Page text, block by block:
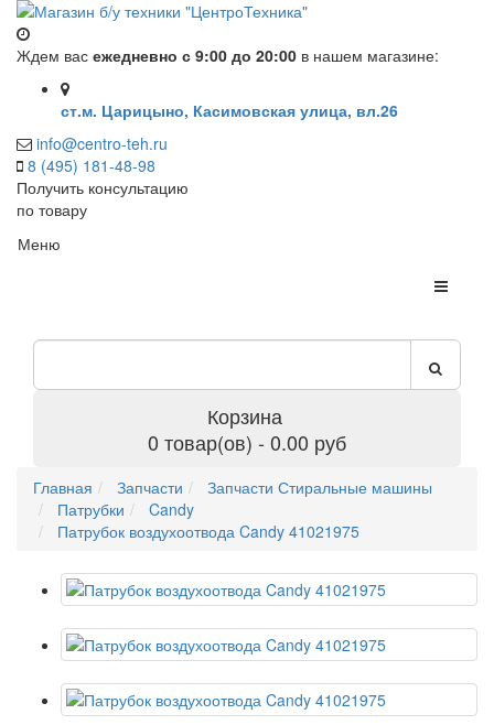
Ждем вас ежедневно с 9:00 до 20:00 в нашем магазине:
ст.м. Царицыно, Касимовская улица, вл.26
info@centro-teh.ru
8 (495) 181-48-98
Получить консультацию
по товару
Меню
Корзина
0 товар(ов) - 0.00 руб
Главная Запчасти
Запчасти Стиральные машины
Патрубки
Candy
Патрубок воздухоотвода Candy 41021975